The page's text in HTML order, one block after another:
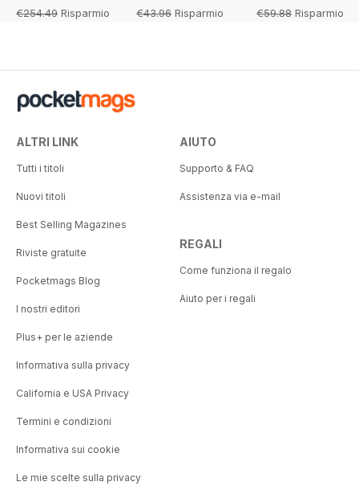
€254.49 Risparmio
€43.96 Risparmio
€59.88 Risparmio
ALTRI LINK
Tutti i titoli
Nuovi titoli
Best Selling Magazines
Riviste gratuite
Pocketmags Blog
I nostri editori
Plus+ per le aziende
Informativa sulla privacy
California e USA Privacy
Termini e condizioni
Informativa sui cookie
Le mie scelte sulla privacy
AIUTO
Supporto & FAQ
Assistenza via e-mail
REGALI
Come funziona il regalo
Aiuto per i regali